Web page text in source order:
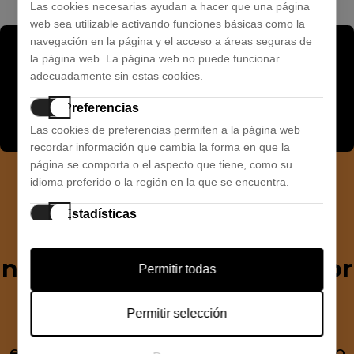
ÚNETE A NUESTRO
CLUB
Si quieres recibir
novedades y tendencias por
email.
Escribe a continuación tu correo
Las cookies necesarias ayudan a hacer que una página
web sea utilizable activando funciones básicas como la
navegación en la página y el acceso a áreas seguras de
la página web. La página web no puede funcionar
adecuadamente sin estas cookies.
Preferencias
Las cookies de preferencias permiten a la página web
recordar información que cambia la forma en que la
página se comporta o el aspecto que tiene, como su
idioma preferido o la región en la que se encuentra.
Estadísticas
páginas web a comprender cómo interactúan los
visitantes con las páginas web reuniendo y
proporcionando información de forma anónima.
Permitir todas
Permitir selección